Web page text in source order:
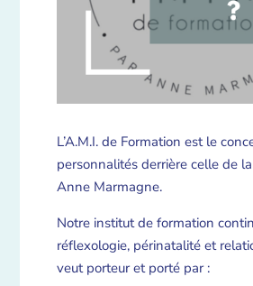
L’A.M.I. de Formation est le
personnalités derrière celle de
Anne Marmagne.
Notre institut de formation
réflexologie, périnatalité et
veut porteur et porté par :